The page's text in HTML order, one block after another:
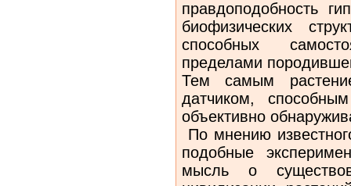
правдоподобность
биофизических
способных
пределами
Тем самым
датчиком,
объективно
По мнению
подобные
мысль о